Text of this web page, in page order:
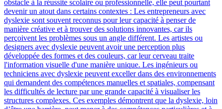
obstacle à la réussite scolaire ou professionnelle, elle peut pourtant
devenir un atout dans certains contextes : Les entrepreneurs avec
dyslexie sont souvent reconnus pour leur capacité à penser de
manière créative et à trouver des solutions innovantes, car ils
perçoivent les problèmes sous un angle différent. Les artistes ou
designers avec dyslexie peuvent avoir une perception plus
développée des formes et des couleurs, car leur cerveau traite
l'information visuelle d'une manière unique. Les ingénieurs ou
techniciens avec dyslexie peuvent exceller dans des environnements
qui demandent des compétences manuelles et spatiales, compensant
les difficultés de lecture par une grande capacité à visualiser les
structures complexes. Ces exemples démontrent que la dyslexie, loin